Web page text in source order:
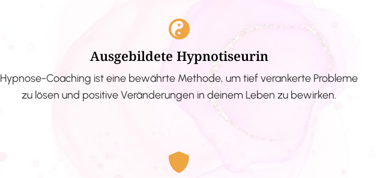
Ausgebildete Hypnotiseurin
Hypnose-Coaching ist eine bewährte Methode, um tief verankerte Probleme
zu lösen und positive Veränderungen in deinem Leben zu bewirken.